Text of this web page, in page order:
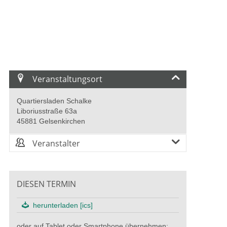
Veranstaltungsort
Quartiersladen Schalke
Liboriusstraße 63a
45881 Gelsenkirchen
Veranstalter
DIESEN TERMIN
herunterladen [ics]